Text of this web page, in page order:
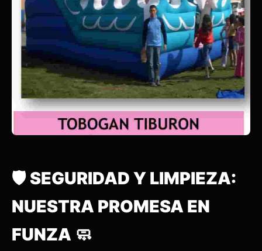
🛡️ SEGURIDAD Y LIMPIEZA:
NUESTRA PROMESA EN
FUNZA 🧼